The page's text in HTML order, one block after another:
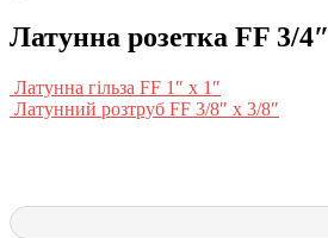
Латунна розетка FF 3/4″
Латунна гільза FF 1″ x 1″
Латунний розтруб FF 3/8″ x 3/8″